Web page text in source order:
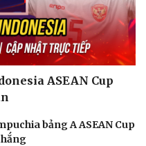
ASEAN Cup
bảng A ASEAN Cup